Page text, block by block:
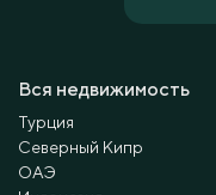
Вся недвижимость
Турция
Северный Кипр
ОАЭ